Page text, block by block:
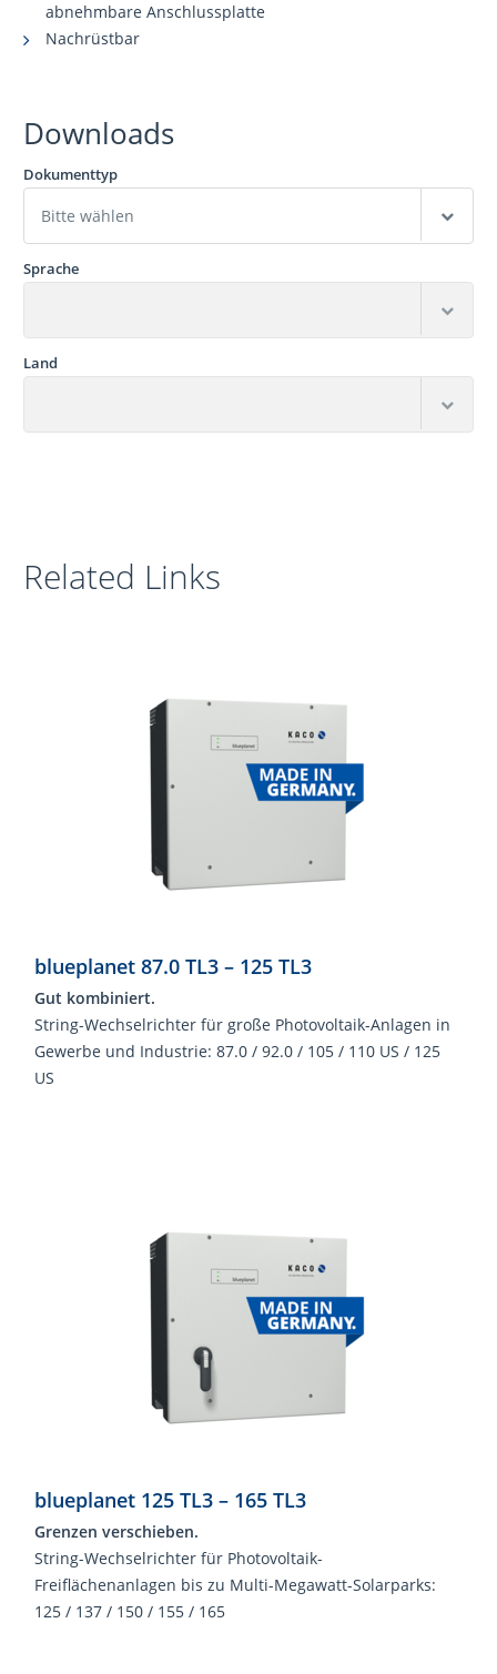
abnehmbare Anschlussplatte
Nachrüstbar
Downloads
Dokumenttyp
Sprache
Land
Related Links
blueplanet 87.0 TL3 – 125 TL3
Gut kombiniert.
String-Wechselrichter für große Photovoltaik-Anlagen in
Gewerbe und Industrie: 87.0 / 92.0 / 105 / 110 US / 125
US
blueplanet 125 TL3 – 165 TL3
Grenzen verschieben.
String-Wechselrichter für Photovoltaik-
Freiflächenanlagen bis zu Multi-Megawatt-Solarparks:
125 / 137 / 150 / 155 / 165